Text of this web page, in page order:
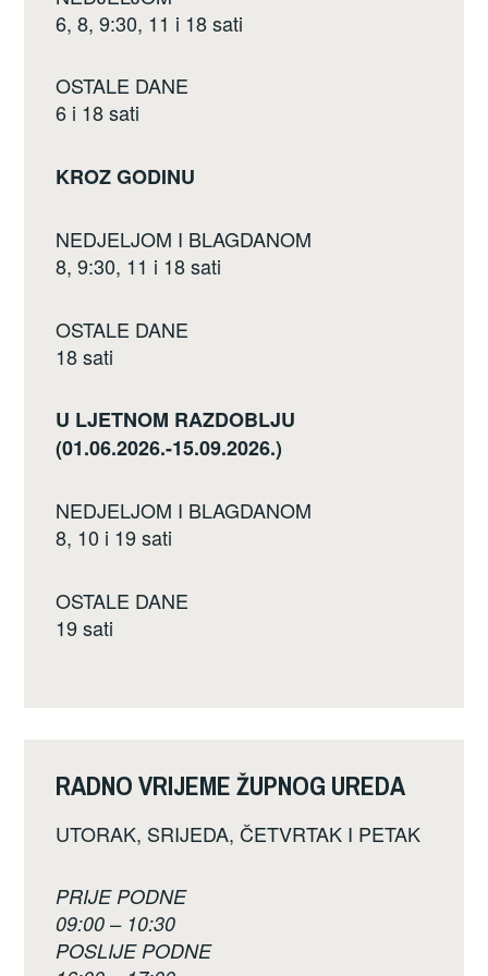
k
6, 8, 9:30, 11 i 18 sati
OSTALE DANE
6 i 18 sati
KROZ GODINU
NEDJELJOM I BLAGDANOM
8, 9:30, 11 i 18 sati
OSTALE DANE
18 sati
U LJETNOM RAZDOBLJU
(01.06.2026.-15.09.2026.)
NEDJELJOM I BLAGDANOM
8, 10 i 19 sati
OSTALE DANE
19 sati
RADNO VRIJEME ŽUPNOG UREDA
UTORAK, SRIJEDA, ČETVRTAK I PETAK
PRIJE PODNE
09:00 – 10:30
POSLIJE PODNE